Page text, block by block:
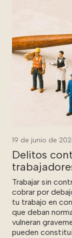
19 de junio de
Delitos
Trabajar sin
cobrar por
tu trabajo en
que deban
vulneran
pueden